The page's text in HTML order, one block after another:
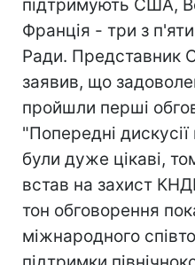
підтримують США,
Франція - три з
Ради. Представник
заявив, що
пройшли перші
"Попередні
були дуже цікаві,
встав на захист
тон обговорення
міжнародного